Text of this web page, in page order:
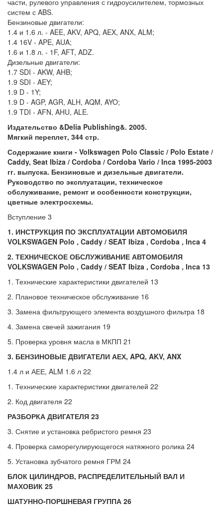
части, рулевого управления с гидроусилителем, тормозных
систем с ABS.
Бензиновые двигатели:
1.4 и 1.6 л. - AEE, AKV, APQ, AEX, ANX, ALM;
1.4 16V - APE, AUA;
1.6 и 1.8 л. - 1F, AFT, ADZ.
Дизельные двигатели:
1.7 SDI - AKW, AHB;
1.9 SDI - AEY;
1.9 D - 1Y;
1.9 D - AGP, AGR, ALH, AQM, AYO;
1.9 TDI - AFN, AHU, ALE.
Издательство &Delia Publishing&. 2005.
Мягкий переплет, 344 стр.
Содержание книги - Volkswagen Polo Classic / Polo Estate /
Caddy, Seat Ibiza / Cordoba / Cordoba Vario / Inca 1995-2003
гг. выпуска. Бензиновые и дизельные двигатели.
Руководство по эксплуатации, техническое
обслуживание, ремонт и особенности конструкции,
цветные электросхемы.
Вступление 3
1. ИНСТРУКЦИЯ ПО ЭКСПЛУАТАЦИИ АВТОМОБИЛЯ
VOLKSWAGEN Polo , Caddy / SEAT Ibiza , Cordoba , Inca 4
2. ТЕХНИЧЕСКОЕ ОБСЛУЖИВАНИЕ АВТОМОБИЛЯ
VOLKSWAGEN Polo , Caddy / SEAT Ibiza , Cordoba , Inca 13
1. Технические характеристики двигателей 13
2. Плановое техническое обслуживание 16
3. Замена фильтрующего элемента воздушного фильтра 18
4. Замена свечей зажигания 19
5. Проверка уровня масла в МКПП 21
3. БЕНЗИНОВЫЕ ДВИГАТЕЛИ АЕХ, APQ, AKV, ANX
1.4 л и АЕЕ, ALM 1.6 л 22
1. Технические характеристики двигателей 22
2. Код двигателя 22
РАЗБОРКА ДВИГАТЕЛЯ 23
3. Снятие и установка ребристого ремня 23
4. Проверка саморегулирующегося натяжного ролика 24
5. Установка зубчатого ремня ГРМ 24
БЛОК ЦИЛИНДРОВ, РАСПРЕДЕЛИТЕЛЬНЫЙ ВАЛ И
МАХОВИК 25
ШАТУННО-ПОРШНЕВАЯ ГРУППА 26